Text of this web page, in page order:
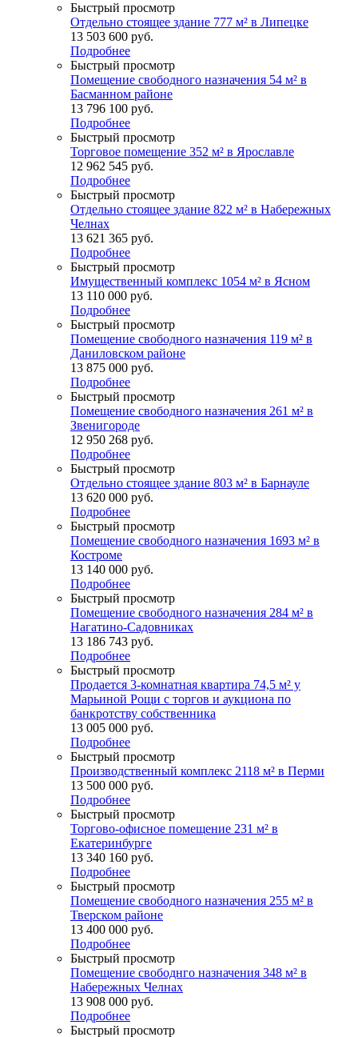
Быстрый просмотр
Отдельно стоящее здание 777 м² в Липецке
13 503 600 руб.
Подробнее
Быстрый просмотр
Помещение свободного назначения 54 м² в
Басманном районе
13 796 100 руб.
Подробнее
Быстрый просмотр
Торговое помещение 352 м² в Ярославле
12 962 545 руб.
Подробнее
Быстрый просмотр
Отдельно стоящее здание 822 м² в Набережных
Челнах
13 621 365 руб.
Подробнее
Быстрый просмотр
Имущественный комплекс 1054 м² в Ясном
13 110 000 руб.
Подробнее
Быстрый просмотр
Помещение свободного назначения 119 м² в
Даниловском районе
13 875 000 руб.
Подробнее
Быстрый просмотр
Помещение свободного назначения 261 м² в
Звенигороде
12 950 268 руб.
Подробнее
Быстрый просмотр
Отдельно стоящее здание 803 м² в Барнауле
13 620 000 руб.
Подробнее
Быстрый просмотр
Помещение свободного назначения 1693 м² в
Костроме
13 140 000 руб.
Подробнее
Быстрый просмотр
Помещение свободного назначения 284 м² в
Нагатино-Садовниках
13 186 743 руб.
Подробнее
Быстрый просмотр
Продается 3-комнатная квартира 74,5 м² у
Марьиной Рощи с торгов и аукциона по
банкротству собственника
13 005 000 руб.
Подробнее
Быстрый просмотр
Производственный комплекс 2118 м² в Перми
13 500 000 руб.
Подробнее
Быстрый просмотр
Торгово-офисное помещение 231 м² в
Екатеринбурге
13 340 160 руб.
Подробнее
Быстрый просмотр
Помещение свободного назначения 255 м² в
Тверском районе
13 400 000 руб.
Подробнее
Быстрый просмотр
Помещение свободнго назначения 348 м² в
Набережных Челнах
13 908 000 руб.
Подробнее
Быстрый просмотр